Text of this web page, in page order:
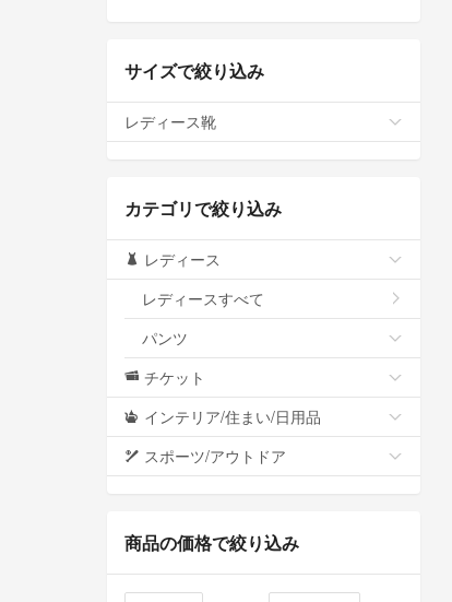
サイズで絞り込み
レディース靴
カテゴリで絞り込み
レディース
レディースすべて
パンツ
チケット
インテリア/住まい/日用品
スポーツ/アウトドア
商品の価格で絞り込み